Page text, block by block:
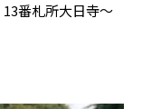
13番札所大日寺〜